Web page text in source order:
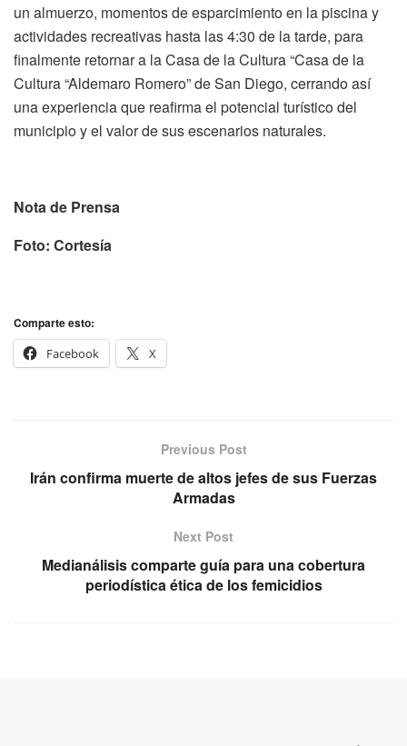
un almuerzo, momentos de esparcimiento en la piscina y
actividades recreativas hasta las 4:30 de la tarde, para
finalmente retornar a la Casa de la Cultura “Casa de la
Cultura “Aldemaro Romero” de San Diego, cerrando así
una experiencia que reafirma el potencial turístico del
municipio y el valor de sus escenarios naturales.
Nota de Prensa
Foto: Cortesía
Comparte esto:
Facebook
X
Previous Post
Irán confirma muerte de altos jefes de sus Fuerzas
Armadas
Next Post
Medianálisis comparte guía para una cobertura
periodística ética de los femicidios